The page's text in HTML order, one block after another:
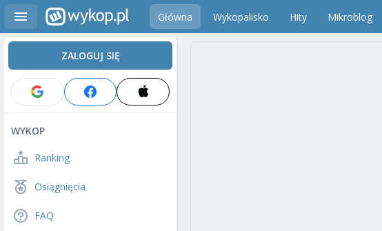
Główna Wykopalisko Hity Mikroblog
ZALOGUJ SIĘ
WYKOP
Ranking
Osiągnięcia
FAQ